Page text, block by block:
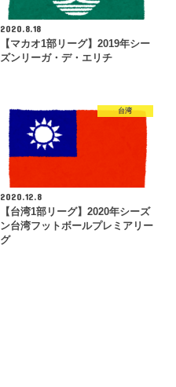
2020.8.18
【マカオ1部リーグ】2019年シー
ズンリーガ・デ・エリチ
台湾
2020.12.8
【台湾1部リーグ】2020年シーズ
ン台湾フットボールプレミアリー
グ